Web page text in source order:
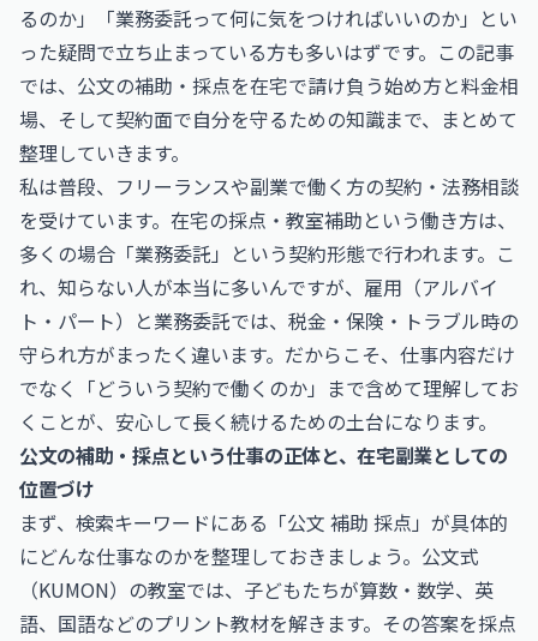
るのか」「業務委託って何に気をつければいいのか」とい
った疑問で立ち止まっている方も多いはずです。この記事
では、公文の補助・採点を在宅で請け負う始め方と料金相
場、そして契約面で自分を守るための知識まで、まとめて
整理していきます。
私は普段、フリーランスや副業で働く方の契約・法務相談
を受けています。在宅の採点・教室補助という働き方は、
多くの場合「業務委託」という契約形態で行われます。こ
れ、知らない人が本当に多いんですが、雇用（アルバイ
ト・パート）と業務委託では、税金・保険・トラブル時の
守られ方がまったく違います。だからこそ、仕事内容だけ
でなく「どういう契約で働くのか」まで含めて理解してお
くことが、安心して長く続けるための土台になります。
公文の補助・採点という仕事の正体と、在宅副業としての
位置づけ
まず、検索キーワードにある「公文 補助 採点」が具体的
にどんな仕事なのかを整理しておきましょう。公文式
（KUMON）の教室では、子どもたちが算数・数学、英
語、国語などのプリント教材を解きます。その答案を採点